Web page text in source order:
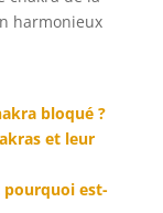
harmonieux
bloqué ?
et leur
pourquoi est-